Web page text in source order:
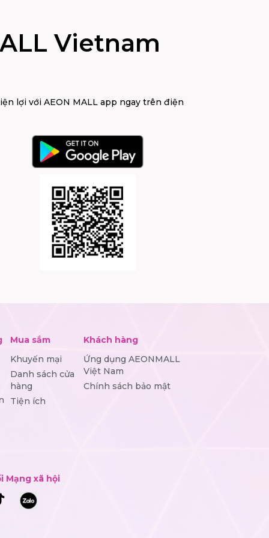
Vietnam
lợi với AEON MALL app ngay trên điện
Mua sắm
Khuyến mại
Danh sách cửa
hàng
Tiện ích
Khách hàng
Ứng dụng AEONMALL
Việt Nam
Chính sách bảo mật
Mạng xã hội